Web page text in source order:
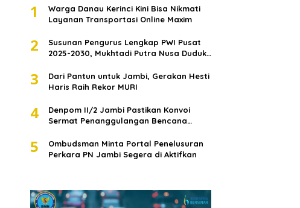
1
Warga Danau Kerinci Kini Bisa Nikmati
Layanan Transportasi Online Maxim
2
Susunan Pengurus Lengkap PWI Pusat
2025-2030, Mukhtadi Putra Nusa Duduki
3
Dari Pantun untuk Jambi, Gerakan Hesti
Haris Raih Rekor MURI
4
Denpom II/2 Jambi Pastikan Konvoi
Sermat Penanggulangan Bencana
5
Ombudsman Minta Portal Penelusuran
Perkara PN Jambi Segera di Aktifkan